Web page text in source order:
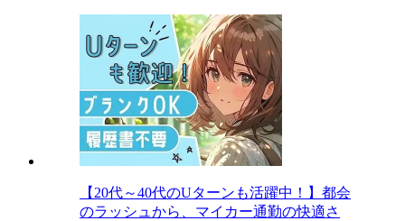
【20代～40代のUターンも活躍中！】都会
のラッシュから、マイカー通勤の快適さ